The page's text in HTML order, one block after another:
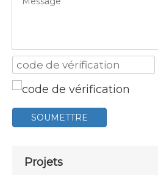
SOUMETTRE
Projets